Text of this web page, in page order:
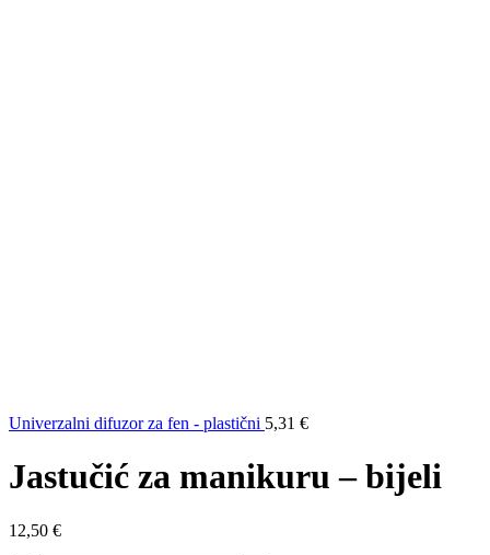
Univerzalni difuzor za fen - plastični 5,31 €
Jastučić za manikuru – bijeli
12,50 €